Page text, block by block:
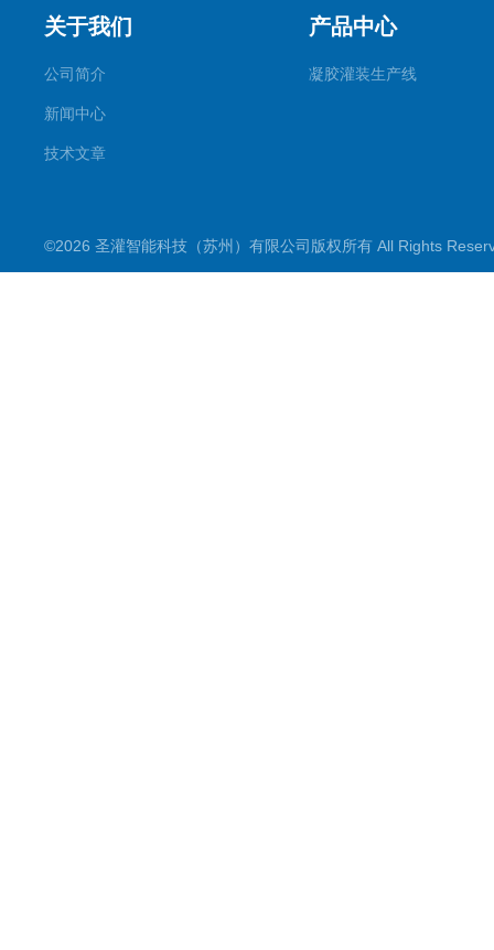
关于我们
公司简介
新闻中心
技术文章
产品中心
凝胶灌装生产线
©2026 圣灌智能科技（苏州）有限公司版权所有 All Rights